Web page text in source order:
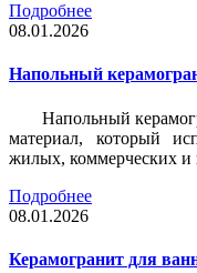
Подробнее
08.01.2026
Напольный
Напольный
материал, который
жилых, коммерческих
Подробнее
08.01.2026
Керамогранит для